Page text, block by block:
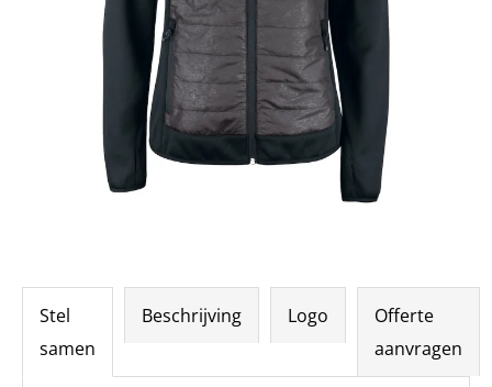
Stel
samen
Beschrijving Logo
Offerte
aanvragen